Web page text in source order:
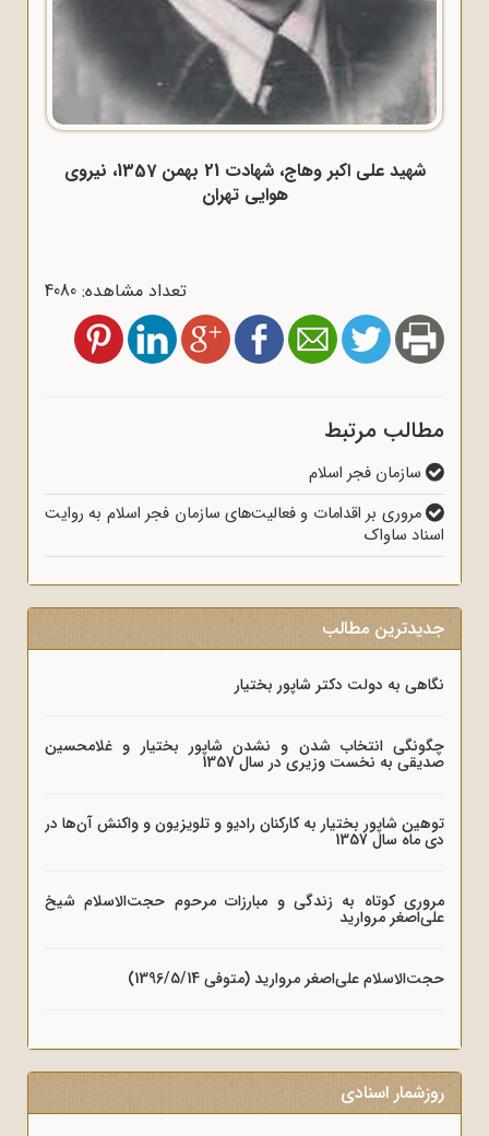
شهید علی اکبر وهاج، شهادت 21 بهمن 1357، نیروی
هوایی تهران
تعداد مشاهده: 4080
مطالب مرتبط
سازمان فجر اسلام
مروری بر اقدامات و فعالیت‌های سازمان فجر اسلام به روایت
اسناد ساواک
جدیدترین مطالب
نگاهی به دولت دکتر شاپور بختیار
چگونگی انتخاب شدن و نشدن شاپور بختیار و غلامحسین
صدیقی به نخست وزیری در سال 1357
توهین شاپور بختیار به کارکنان رادیو و تلویزیون و واکنش آن‌ها در
دی ماه سال 1357
مروری کوتاه به زندگی و مبارزات مرحوم حجت‌الاسلام شیخ
علی‌اصغر مروارید
حجت‌الاسلام علی‌اصغر مروارید (متوفی 1396/5/14)
روزشمار اسنادی